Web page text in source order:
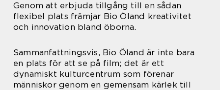
Genom att erbjuda tillgång till en sådan
flexibel plats främjar Bio Öland kreativitet
och innovation bland öborna.
Sammanfattningsvis, Bio Öland är inte bara
en plats för att se på film; det är ett
dynamiskt kulturcentrum som förenar
människor genom en gemensam kärlek till